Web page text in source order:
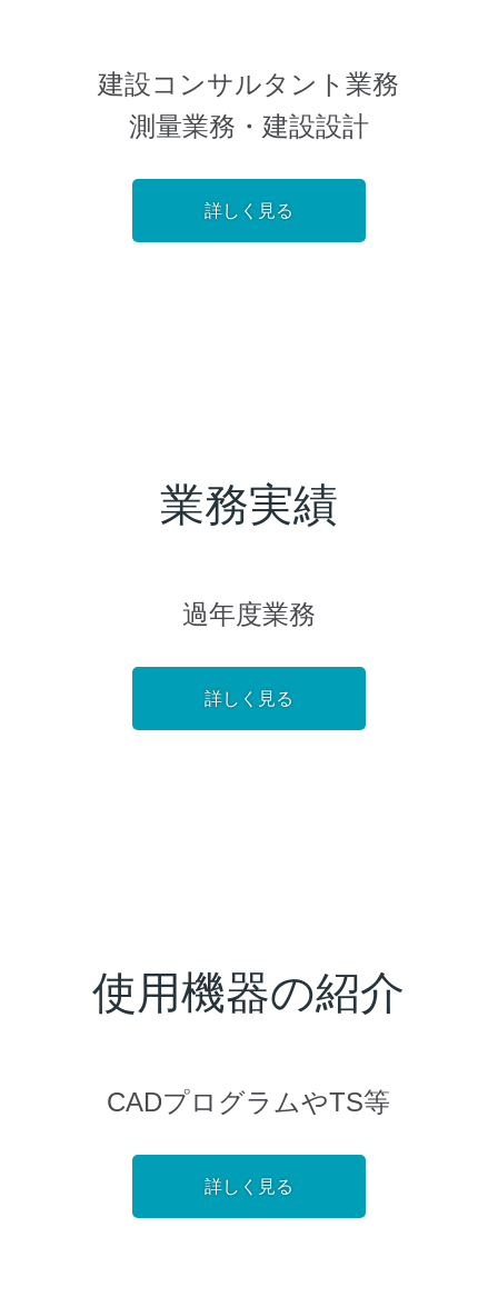
建設コンサルタント業務
測量業務・建設設計
詳しく見る
業務実績
過年度業務
詳しく見る
使用機器の紹介
CADプログラムやTS等
詳しく見る